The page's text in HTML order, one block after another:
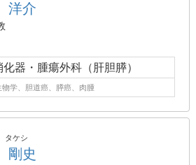
洋介
器・腫瘍外科（肝胆膵）
学、胆道癌、膵癌、肉腫
タケシ
剛史